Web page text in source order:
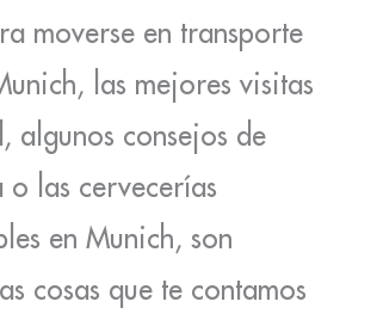
moverse en transporte
las mejores visitas
algunos consejos de
o las cervecerías
en Munich, son
cosas que te contamos